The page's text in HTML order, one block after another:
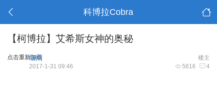
科博拉Cobra
【柯博拉】艾希斯女神的奥秘
点击重新加载 楼主
细雨
5616 4
2017-1-31 09:46